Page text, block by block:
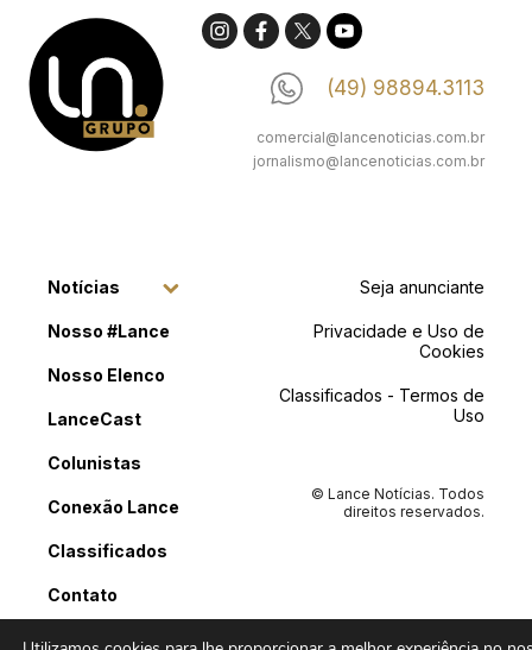
(49) 98894.3113
comercial@lancenoticias.com.br
jornalismo@lancenoticias.com.br
Notícias
Nosso #Lance
Nosso Elenco
LanceCast
Colunistas
Conexão Lance
Classificados
Contato
Seja anunciante
Privacidade e Uso de
Cookies
Classificados - Termos de
Uso
© Lance Notícias. Todos
direitos reservados.